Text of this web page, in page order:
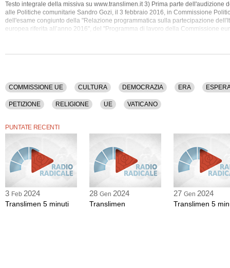
Testo integrale della missiva su www.translimen.it 3) Prima parte dell'audizione
alle Politiche comunitarie Sandro Gozi, il 3 febbraio 2016, in Commissione
dell'esame congiunto della "Relazione programmatica sulla partecipazione
europea riferita all’anno 2016", del "Programma di lavoro della Commissione
COMMISSIONE UE CULTURA DEMOCRAZIA ERA
PETIZIONE RELIGIONE UE VATICANO
PUNTATE RECENTI
3 Feb 2024
Translimen 5 minuti
28 Gen 2024
Translimen
27 Gen 2024
Translimen 5